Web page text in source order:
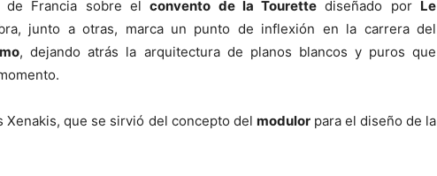
de Francia sobre elconvento de la Tourette diseñado por Le
junto a otras, marca un punto de inflexión en la carrera del
, dejando atrás la arquitectura de planos blancos y puros que
Xenakis, que se sirvió del concepto del modulorpara el diseño de la